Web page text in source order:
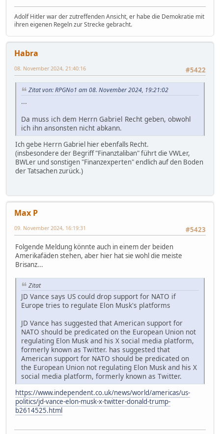
Adolf Hitler war der zutreffenden Ansicht, er habe die Demokratie mit
ihren eigenen Regeln zur Strecke gebracht.
Habra
#5422
08. November 2024, 21:40:16
Zitat von: RPGNo1 am 08. November 2024, 19:21:02
...
Da muss ich dem Herrn Gabriel Recht geben, obwohl
ich ihn ansonsten nicht abkann.
Ich gebe Herrn Gabriel hier ebenfalls Recht.
(insbesondere der Begriff "Finanztaliban" führt die VWLer,
BWLer und sonstigen "Finanzexperten" endlich auf den Boden
der Tatsachen zurück.)
Max P
#5423
09. November 2024, 16:19:31
Folgende Meldung könnte auch in einem der beiden
Amerikafäden stehen, aber hier hat sie wohl die meiste
Brisanz...
Zitat
JD Vance says US could drop support for NATO if
Europe tries to regulate Elon Musk's platforms
JD Vance has suggested that American support for
NATO should be predicated on the European Union not
regulating Elon Musk and his X social media platform,
formerly known as Twitter. has suggested that
American support for NATO should be predicated on
the European Union not regulating Elon Musk and his X
social media platform, formerly known as Twitter.
https://www.independent.co.uk/news/world/americas/us-
politics/jd-vance-elon-musk-x-twitter-donald-trump-
b2614525.html